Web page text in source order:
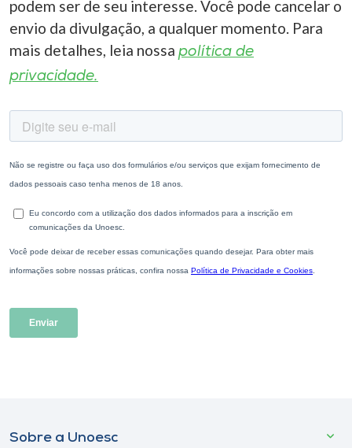
podem ser de seu interesse. Você pode cancelar o
envio da divulgação, a qualquer momento. Para
mais detalhes, leia nossa política de
privacidade.
Sobre a Unoesc